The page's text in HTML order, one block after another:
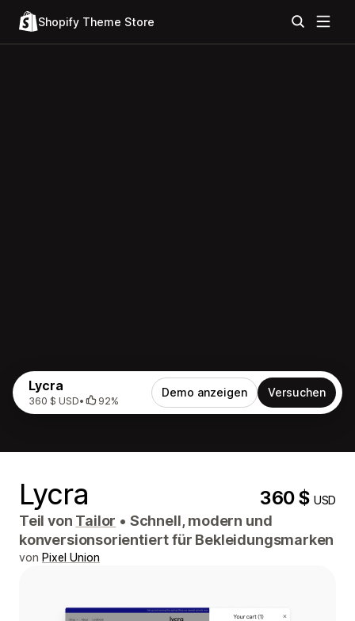
Shopify Theme Store
Lycra
360 $ USD• 92%
Demo anzeigen Versuchen
Lycra 360 $USD
Teil von Tailor • Schnell, modern und
konversionsorientiert für Bekleidungsmarken
von Pixel Union